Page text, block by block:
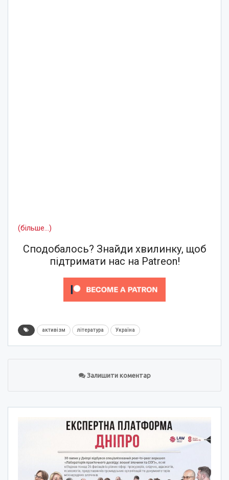
(більше…)
Сподобалось? Знайди хвилинку, щоб
підтримати нас на Patreon!
активізм література Україна
Залишити коментар